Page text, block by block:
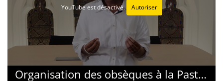
YouTube est désactivé. Autoriser
Organisation des obsèques à la Pastorale des Funérailles du diocèse de Paris